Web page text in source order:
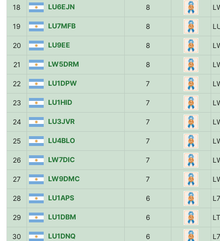
18 LU6EJN 8
19 LU7MFB 8
20 LU9EE 8
21 LW5DRM 8
22 LU1DPW 7
23 LU1HID 7
24 LU3JVR 7
25 LU4BLO 7
26 LW7DIC 7
27 LW9DMC 7
28 LU1APS 6
29 LU1DBM 6
30 LU1DNQ 6